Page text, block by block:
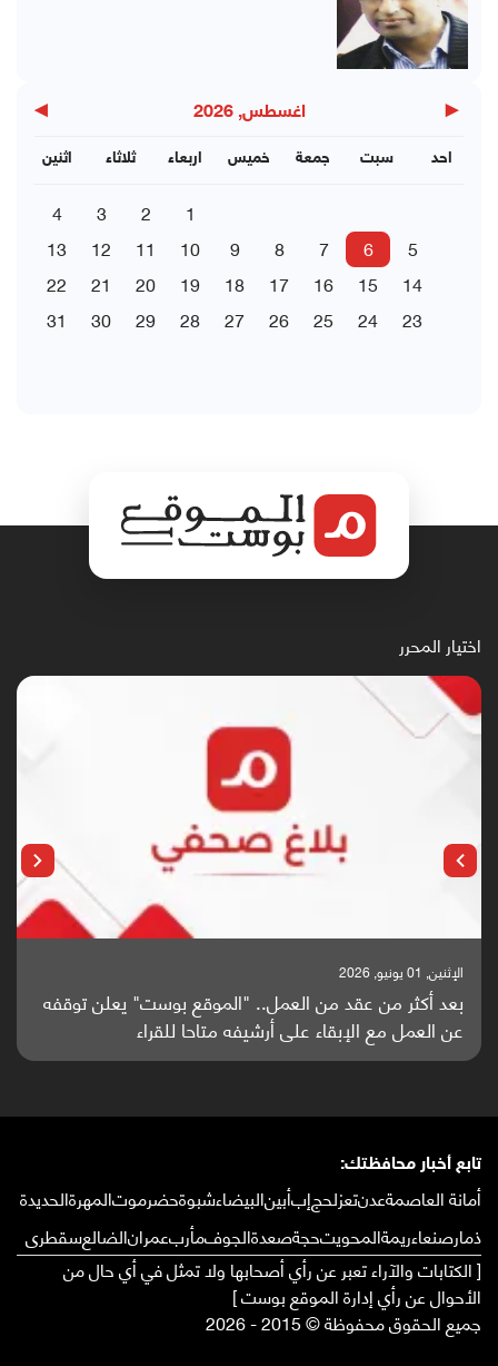
◀ اغسطس, 2026 ▶
اثنين ثلاثاء اربعاء خميس جمعة سبت احد
1
2
3
4
5
6
7
8
9
10
11
12
13
14
15
16
17
18
19
20
21
22
23
24
25
26
27
28
29
30
31
اختيار المحرر
الإثنين, 25 مايو, 2026
باحثون من اليمن يدخلون سباق أبحاث ألزهايمر بدراسة
واعدة منشورة عالميا (ترجمة)
تابع أخبار محافظتك:
أمانة العاصمةعدنتعزلحجإبأبينالبيضاءشبوةحضرموتالمهرةالحديدة
ذمارصنعاءريمةالمحويتحجةصعدةالجوفمأربعمرانالضالعسقطرى
[ الكتابات والآراء تعبر عن رأي أصحابها ولا تمثل في أي حال من
الأحوال عن رأي إدارة الموقع بوست ]
جميع الحقوق محفوظة © 2015 - 2026